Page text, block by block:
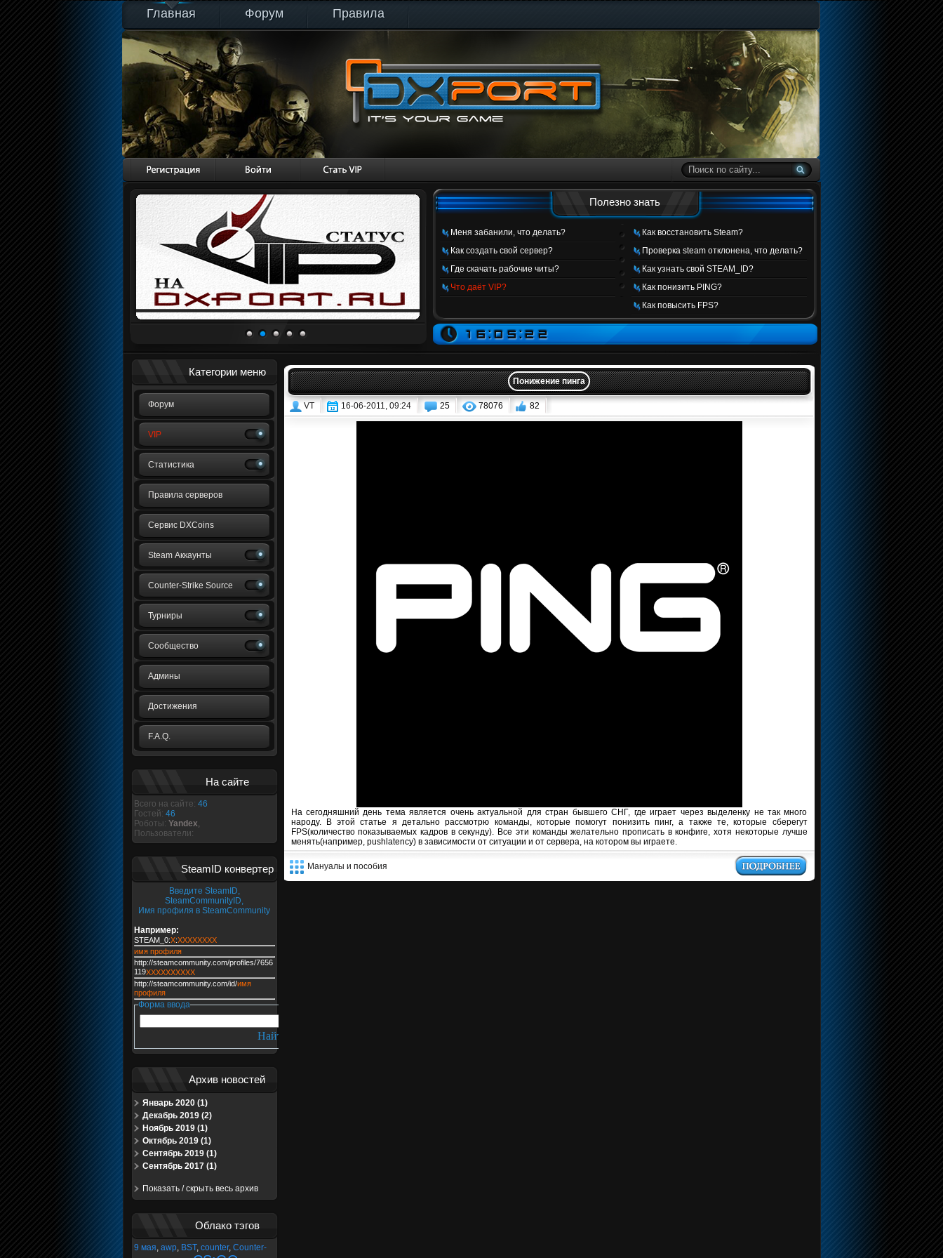
Главная Форум Правила
Полезно знать
Меня забанили, что делать?
Как создать свой сервер?
Где скачать рабочие читы?
Что даёт VIP?
Как восстановить Steam?
Проверка steam отклонена, что делать?
Как узнать свой STEAM_ID?
Как понизить PING?
Как повысить FPS?
Категории меню
Форум
VIP
Статистика
Правила серверов
Сервис DXCoins
Steam Аккаунты
Counter-Strike Source
Турниры
Сообщество
Админы
Достижения
F.A.Q.
На сайте
Всего на сайте: 46
Гостей: 46
Роботы: Yandex,
Пользователи:
SteamID конвертер
Введите SteamID,
SteamCommunityID,
Имя профиля в SteamCommunity
Например:
STEAM_0:X:XXXXXXXX
имя профиля
http://steamcommunity.com/profiles/7656
119XXXXXXXXXX
http://steamcommunity.com/id/имя
профиля
Форма ввода
Архив новостей
Январь 2020 (1)
Декабрь 2019 (2)
Ноябрь 2019 (1)
Октябрь 2019 (1)
Сентябрь 2019 (1)
Сентябрь 2017 (1)
Показать / скрыть весь архив
Облако тэгов
9 мая, awp, BST, counter, Counter-
Понижение пинга
VT 16-06-2011, 09:24 25 78076 82
На сегодняшний день тема является очень актуальной для стран бывшего СНГ, где играет через выделенку не так много
народу. В этой статье я детально рассмотрю команды, которые помогут понизить пинг, а также те, которые сберегут
FPS(количество показываемых кадров в секунду). Все эти команды желательно прописать в конфиге, хотя некоторые лучше
менять(например, pushlatency) в зависимости от ситуации и от сервера, на котором вы играете.
Мануалы и пособия